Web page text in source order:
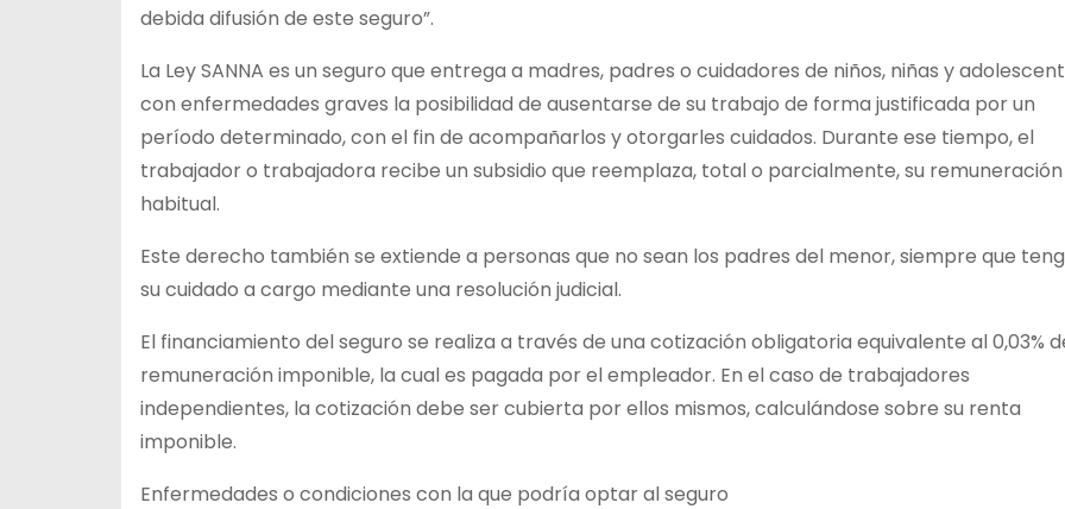
debida difusión de este seguro”.
La Ley SANNA es un seguro que entrega a madres, padres o cuidadores de niños, niñas y
con enfermedades graves la posibilidad de ausentarse de su trabajo de forma justificada por un
período determinado, con el fin de acompañarlos y otorgarles cuidados. Durante ese tiempo, el
trabajador o trabajadora recibe un subsidio que reemplaza, total o parcialmente, su remuneración
habitual.
Este derecho también se extiende a personas que no sean los padres del menor, siempre que
su cuidado a cargo mediante una resolución judicial.
El financiamiento del seguro se realiza a través de una cotización obligatoria equivalente al 0,03%
remuneración imponible, la cual es pagada por el empleador. En el caso de trabajadores
independientes, la cotización debe ser cubierta por ellos mismos, calculándose sobre su renta
imponible.
Enfermedades o condiciones con la que podría optar al seguro